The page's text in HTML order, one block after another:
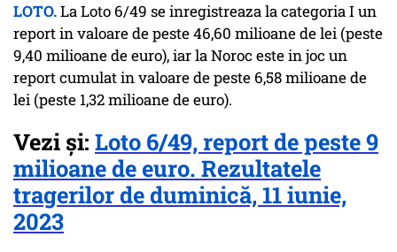
LOTO.La Loto 6/49 se inregistreaza la categoria I un
report in valoare de peste 46,60 milioane de lei (peste
9,40 milioane de euro), iar la Noroc este in joc un
report cumulat in valoare de peste 6,58 milioane de
lei (peste 1,32 milioane de euro).
Vezi și: Loto 6/49, report de peste 9
milioane de euro. Rezultatele
tragerilor de duminică, 11 iunie,
2023